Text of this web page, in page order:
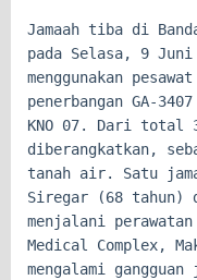
Jamaah tiba di
pada Selasa, 9 Juni
menggunakan
penerbangan GA-
KNO 07. Dari total
diberangkatkan,
tanah air. Satu
Siregar (68 tahun)
menjalani
Medical Complex,
mengalami gangguan